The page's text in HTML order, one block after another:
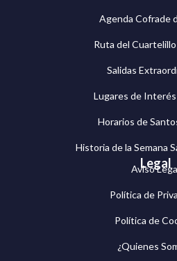
Agenda Cofrade
Ruta del
Salidas
Lugares de Interés
Horarios de
Historia de la Semana
Legal
Aviso
Política de
Política de
¿Quienes